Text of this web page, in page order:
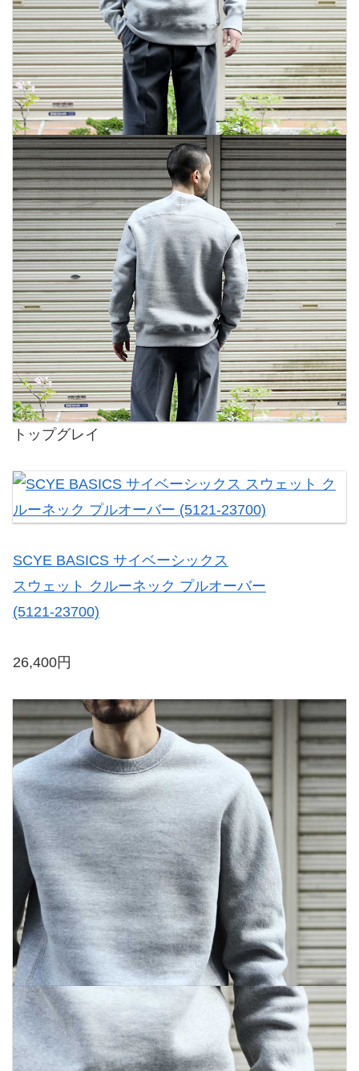
トップグレイ
SCYE BASICS サイベーシックス
スウェット クルーネック プルオーバー
(5121-23700)
26,400円